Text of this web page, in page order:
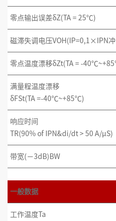
零点输出误差δZ(TA = 25℃)
磁滞失调电压VOH(IP=0,1×IPN
零点温度漂移δZt(TA = -
满量程温度漂移
δFSt(TA =-40℃~+85℃)
响应时间
TR(90% of IPN&di/dt > 50 A/µS)
带宽(−3dB)BW
一般数据
工作温度Ta